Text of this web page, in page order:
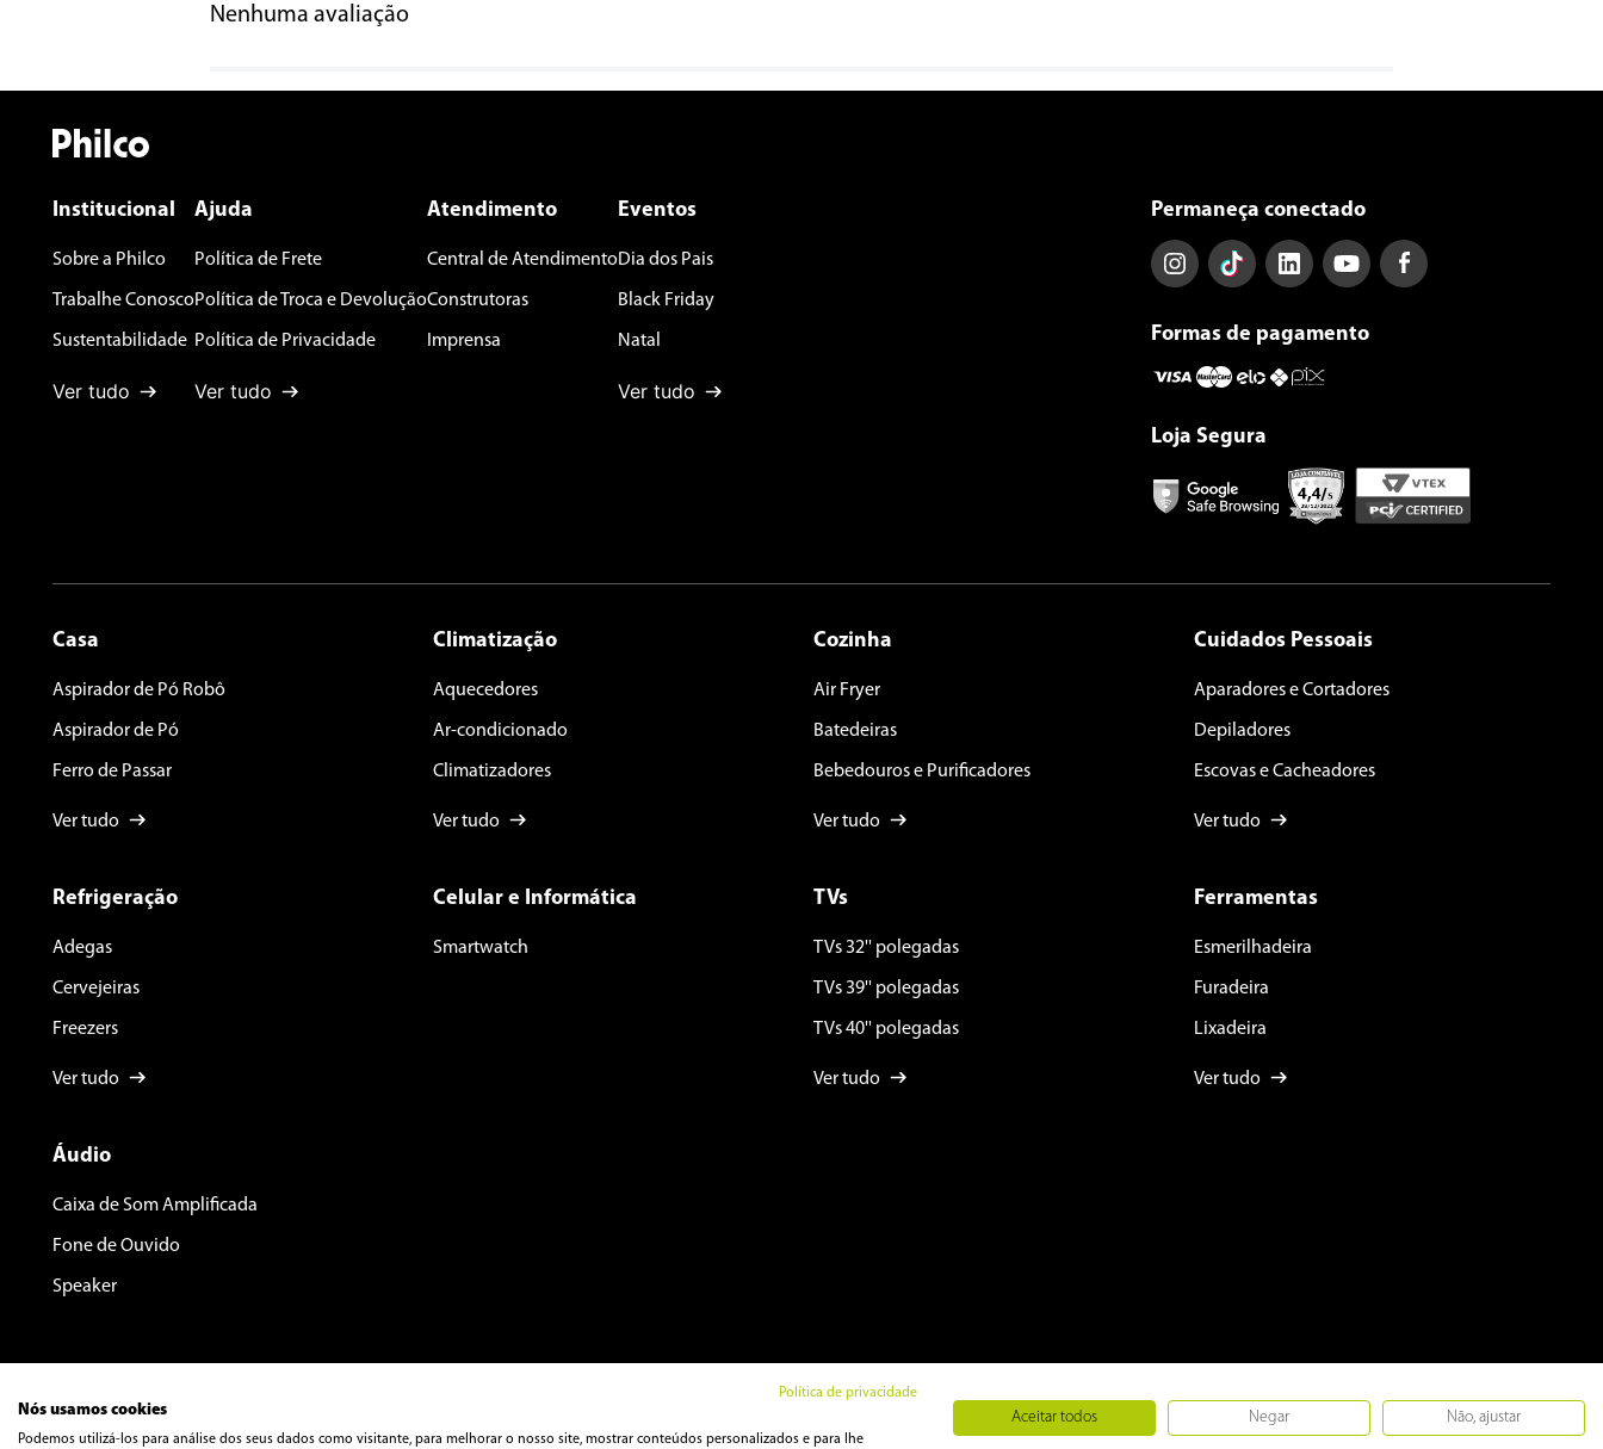
Título
Endereço de email
Escreva uma avaliação
Nenhuma avaliação
Institucional
Sobre a Philco
Trabalhe Conosco
Sustentabilidade
Ver tudo
Ajuda
Política de Frete
Política de Troca e Devolução
Política de Privacidade
Ver tudo
Atendimento
Central de Atendimento
Construtoras
Imprensa
Eventos
Dia dos Pais
Black Friday
Natal
Ver tudo
Permaneça conectado
Formas de pagamento
Loja Segura
Casa
Aspirador de Pó Robô
Aspirador de Pó
Ferro de Passar
Ver tudo
Climatização
Aquecedores
Ar-condicionado
Climatizadores
Ver tudo
Cozinha
Air Fryer
Batedeiras
Bebedouros e Purificadores
Ver tudo
Cuidados Pessoais
Aparadores e Cortadores
Depiladores
Escovas e Cacheadores
Ver tudo
Refrigeração
Adegas
Cervejeiras
Freezers
Ver tudo
Celular e Informática
Smartwatch
TVs
TVs 32'' polegadas
TVs 39'' polegadas
TVs 40'' polegadas
Ver tudo
Ferramentas
Esmerilhadeira
Furadeira
Lixadeira
Ver tudo
Áudio
Caixa de Som Amplificada
Fone de Ouvido
Speaker
Política de privacidade
Nós usamos cookies
Podemos utilizá-los para análise dos seus dados como visitante, para melhorar o nosso site, mostrar conteúdos personalizados e para lhe
Aceitar todos Negar Não, ajustar